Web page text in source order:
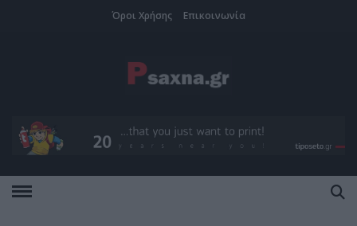
Όροι Χρήσης Επικοινωνία